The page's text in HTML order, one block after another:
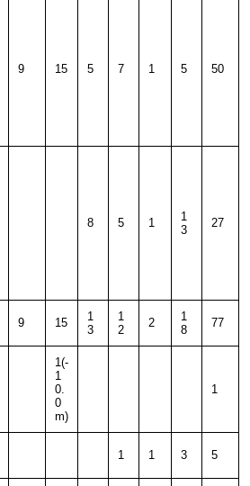
9 15 5 7 1 5 50
8 5 1
1
3
27
9 15
1
3
1
2
2
1
8
77
1(-
1
0.
0
m)
1
1 1 3 5